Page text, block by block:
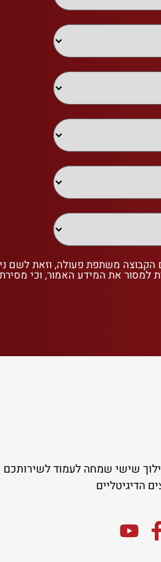
משתפת פעולה, וזאת לשם
למסור את המידע האמור, וכי
שישי שמחה לעמוד לשירותכם
הדיגיטליים